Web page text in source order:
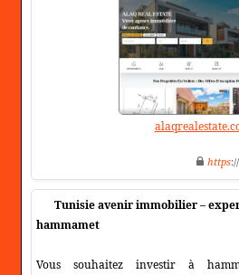
https
Tunisie avenir immobilier –
hammamet
Vous souhaitez investir à